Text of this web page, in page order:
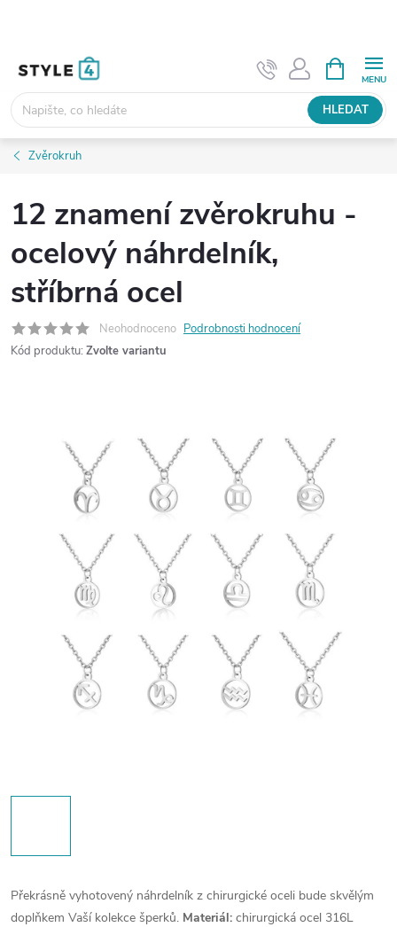
HLEDAT
NÁKUPNÍ
KOŠÍK
Zvěrokruh
12 znamení zvěrokruhu -
ocelový náhrdelník,
stříbrná ocel
Neohodnoceno Podrobnosti hodnocení
Kód produktu: Zvolte variantu
Překrásně vyhotovený náhrdelník z chirurgické oceli bude skvělým
doplňkem Vaší kolekce šperků. Materiál: chirurgická ocel 316L